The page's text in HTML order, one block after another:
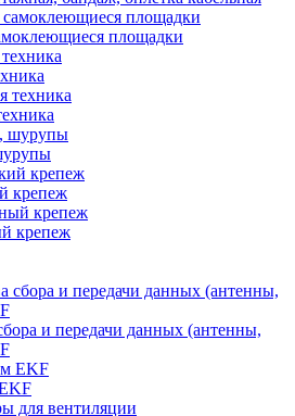
площадки
крепеж
крепеж
и передачи данных (антенны,